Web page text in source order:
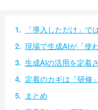
「導入しただけ」
現場で生成AIが「使
生成AIの活用を定着
定着のカギは「研修
まとめ